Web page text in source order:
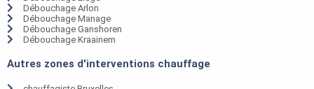
Débouchage Arlon
Débouchage Manage
Débouchage Ganshoren
Débouchage Kraainem
Autres zones d'interventions chauffage